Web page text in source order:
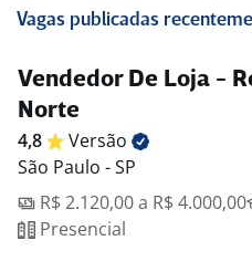
Vagas publicadas
Vendedor De Loja -
Norte
4,8
Versão
São Paulo - SP
R$ 2.120,00 a R$ 4.000,00
Presencial